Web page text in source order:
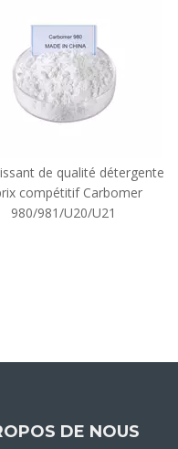
de qualité détergente
compétitif Carbomer
980/981/U20/U21
DE NOUS